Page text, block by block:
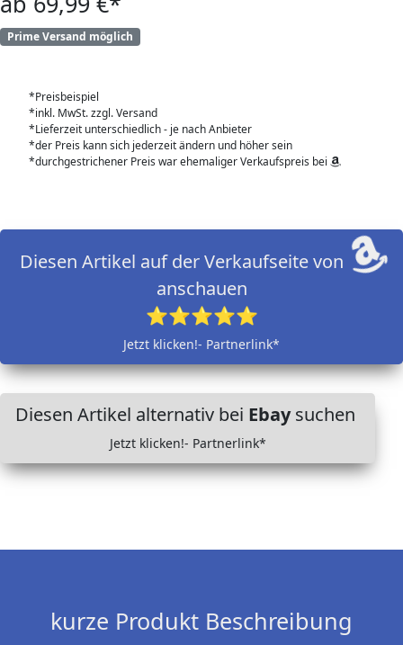
Prime Versand möglich
*Preisbeispiel
*inkl. MwSt. zzgl. Versand
*Lieferzeit unterschiedlich - je nach Anbieter
*der Preis kann sich jederzeit ändern und höher sein
*durchgestrichener Preis war ehemaliger Verkaufspreis bei
Diesen Artikel auf der Verkaufseite von
anschauen
⭐⭐⭐⭐⭐
Jetzt klicken!- Partnerlink*
Diesen Artikel alternativ bei Ebaysuchen
Jetzt klicken!- Partnerlink*
kurze Produkt Beschreibung